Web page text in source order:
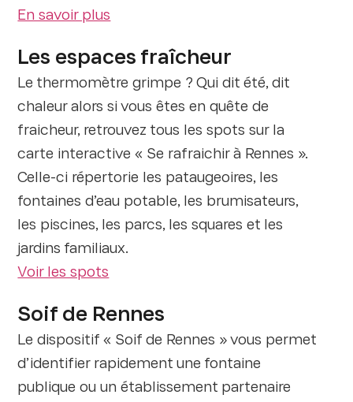
En savoir plus
Les espaces fraîcheur
Le thermomètre grimpe ? Qui dit été, dit
chaleur alors si vous êtes en quête de
fraicheur, retrouvez tous les spots sur la
carte interactive « Se rafraichir à Rennes ».
Celle-ci répertorie les pataugeoires, les
fontaines d’eau potable, les brumisateurs,
les piscines, les parcs, les squares et les
jardins familiaux.
Voir les spots
Soif de Rennes
Le dispositif « Soif de Rennes » vous permet
d’identifier rapidement une fontaine
publique ou un établissement partenaire